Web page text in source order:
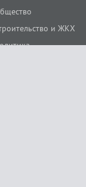
и ЖКХ